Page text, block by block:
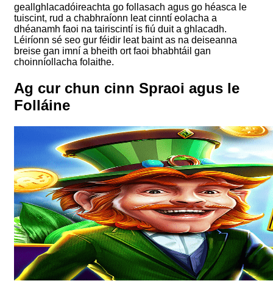
geallghlacadóireachta go follasach agus go héasca le
tuiscint, rud a chabhraíonn leat cinntí eolacha a
dhéanamh faoi na tairiscintí is fiú duit a ghlacadh.
Léiríonn sé seo gur féidir leat baint as na deiseanna
breise gan imní a bheith ort faoi bhabhtáil gan
choinníollacha folaithe.
Ag cur chun cinn Spraoi agus le
Folláine